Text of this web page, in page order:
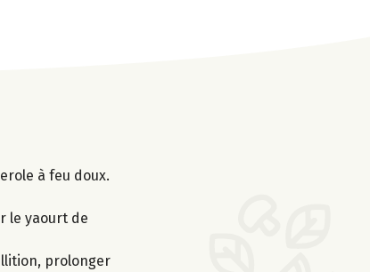
à feu doux.
le yaourt de
prolonger